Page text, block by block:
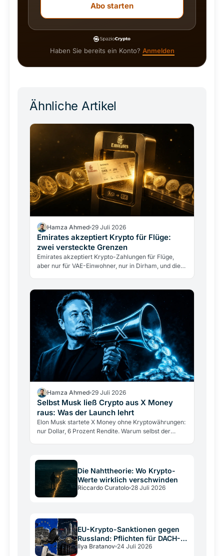
Abo starten
Haben Sie bereits ein Konto? Anmelden
Ähnliche Artikel
Hamza Ahmed 29 Juli 2026
Emirates akzeptiert Krypto für Flüge:
zwei versteckte Grenzen
Emirates akzeptiert Krypto-Zahlungen für Flüge,
aber nur für VAE-Einwohner, nur in Dirham, und die
Hamza Ahmed 29 Juli 2026
Selbst Musk ließ Crypto aus X Money
raus: Was der Launch lehrt
Elon Musk startete X Money ohne Kryptowährungen:
nur Dollar, 6 Prozent Rendite. Warum selbst der
Die Nahttheorie: Wo Krypto-
Werte wirklich verschwinden
Riccardo Curatolo 28 Juli 2026
EU-Krypto-Sanktionen gegen
Russland: Pflichten für DACH-
Betreiber
Ilya Bratanov 24 Juli 2026